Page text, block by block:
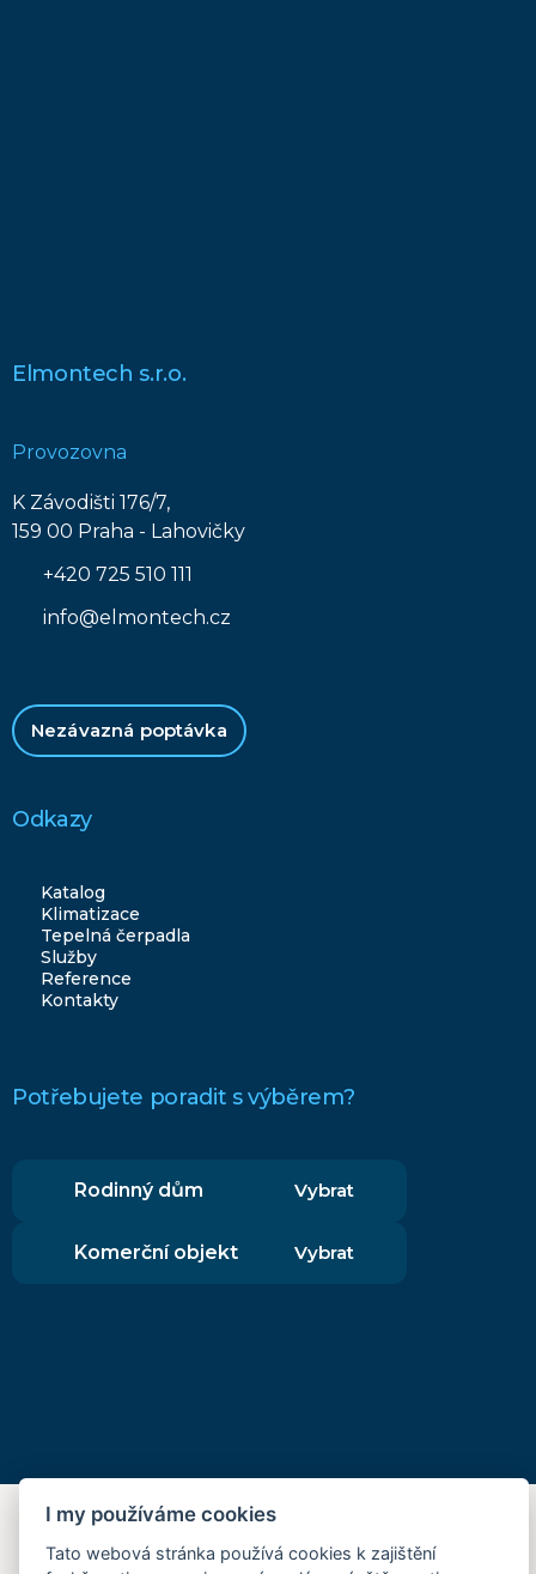
Elmontech s.r.o.
Provozovna
K Závodišti 176/7,
159 00 Praha - Lahovičky
+420 725 510 111
info@elmontech.cz
Nezávazná poptávka
Odkazy
Katalog
Klimatizace
Tepelná čerpadla
Služby
Reference
Kontakty
Potřebujete poradit s výběrem?
Rodinný dům Vybrat
Komerční objekt Vybrat
Vytvořeno vSUITU websites SE• Běží na
I my používáme cookies
Tato webová stránka používá cookies k zajištění